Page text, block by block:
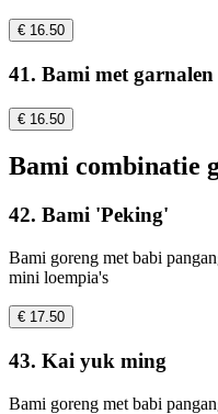
€ 16.50
41. Bami met garnalen
€ 16.50
Bami combinatie
42. Bami 'Peking'
Bami goreng met babi
mini loempia's
€ 17.50
43. Kai yuk ming
Bami goreng met babi